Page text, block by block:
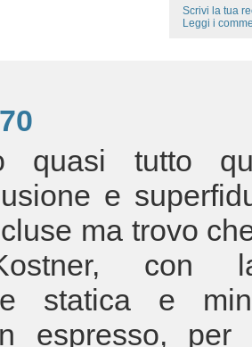
Scrivi la tua
Leggi i
quasi tutto
e
ma trovo
con
statica e
espresso, per